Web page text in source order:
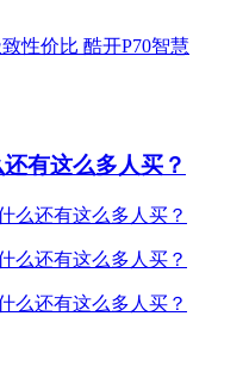
有这么多人买？